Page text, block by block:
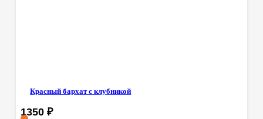
Красный бархат с клубникой
1350 ₽